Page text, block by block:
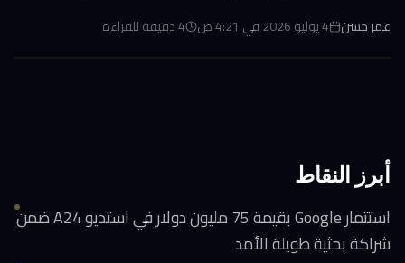
عمر حسن 4 يوليو 2026 في 4:21 ص 4دقيقة للقراءة
أبرز النقاط
استثمار Google بقيمة 75 مليون دولار في استديو A24 ضمن
شراكة بحثية طويلة الأمد